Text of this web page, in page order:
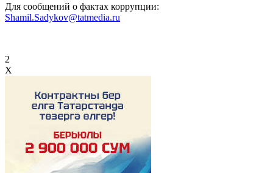
Для сообщений о фактах коррупции:
Shamil.Sadykov@tatmedia.ru
2
X